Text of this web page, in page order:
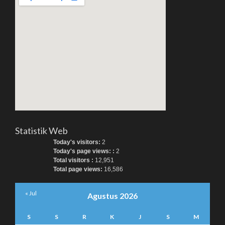
Statistik Web
Today's visitors: 2
Today's page views: : 2
Total visitors : 12,951
Total page views: 16,586
Agustus 2026
S S R K J S M
« Jul